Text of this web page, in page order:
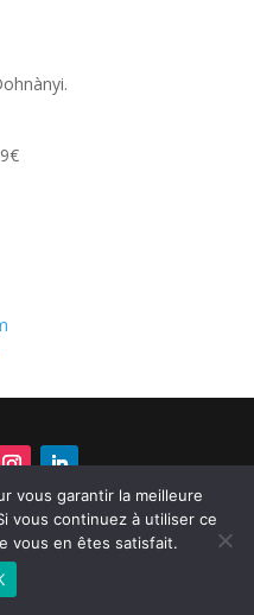
BYINPHOENITY
vous garantir la meilleure
vous continuez à utiliser ce
vous en êtes satisfait.